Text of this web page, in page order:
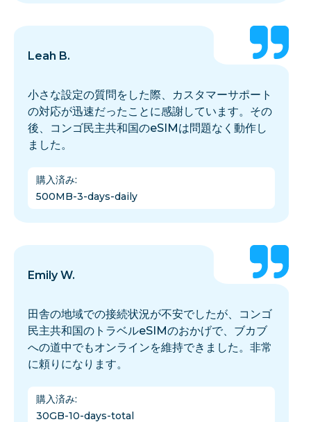
Leah B.
小さな設定の質問をした際、カスタマーサポート
の対応が迅速だったことに感謝しています。その
後、コンゴ民主共和国のeSIMは問題なく動作し
ました。
購入済み:
500MB-3-days-daily
Emily W.
田舎の地域での接続状況が不安でしたが、コンゴ
民主共和国のトラベルeSIMのおかげで、ブカブ
への道中でもオンラインを維持できました。非常
に頼りになります。
購入済み:
30GB-10-days-total